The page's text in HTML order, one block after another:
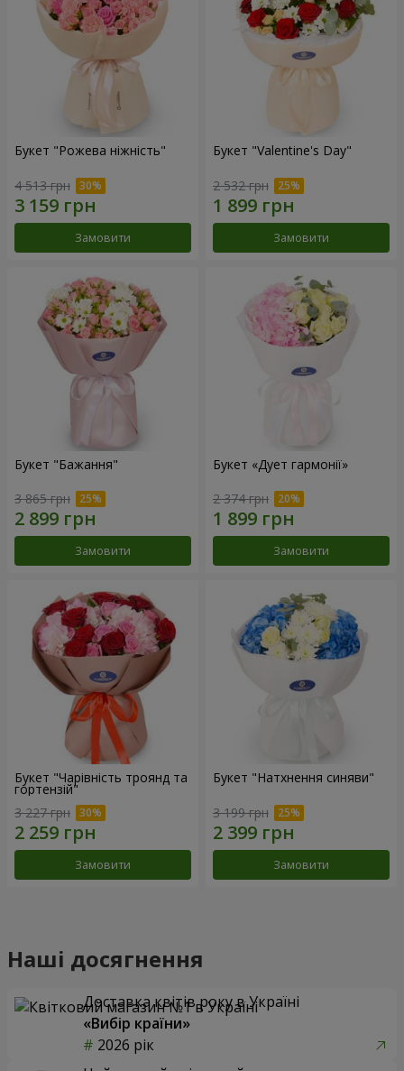
Букет "Рожева ніжність"
4 513 грн
Замовити
Букет "Valentine's Day"
2 532 грн
Замовити
Букет "Бажання"
3 865 грн
Замовити
Букет «Дует гармонії»
2 374 грн
Замовити
Букет "Чарівність троянд та
гортензій"
3 227 грн
Замовити
Букет "Натхнення синяви"
3 199 грн
Замовити
Наші досягнення
Доставка квітів року в Україні
«Вибір країни»
2026 рік